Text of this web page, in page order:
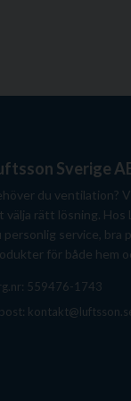
Sverige
du ventilation?
välja rätt lösning. Hos
personlig service, bra
för både hem
559476-1743